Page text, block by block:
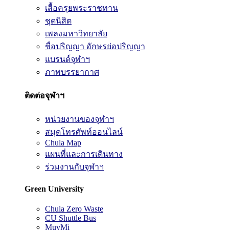
เสื้อครุยพระราชทาน
ชุดนิสิต
เพลงมหาวิทยาลัย
ชื่อปริญญา อักษรย่อปริญญา
แบรนด์จุฬาฯ
ภาพบรรยากาศ
ติดต่อจุฬาฯ
หน่วยงานของจุฬาฯ
สมุดโทรศัพท์ออนไลน์
Chula Map
แผนที่และการเดินทาง
ร่วมงานกับจุฬาฯ
Green University
Chula Zero Waste
CU Shuttle Bus
MuvMi